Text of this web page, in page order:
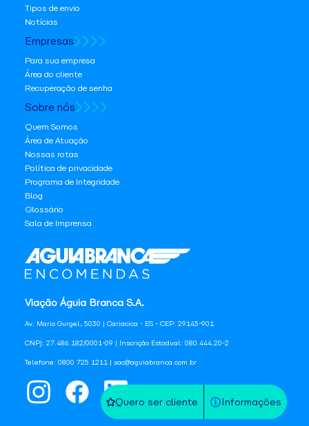
Quero ser cliente Informações
Viação Águia Branca S.A.
Av. Mario Gurgel, 5030 | Cariacica - ES - CEP: 29145-901
CNPJ: 27.486.182/0001-09 | Inscrição Estadual: 080.444.20-2
Telefone: 0800 725 1211 | sac@aguiabranca.com.br
Tipos de envio
Notícias
Empresas
Para sua empresa
Área do cliente
Recuperação de senha
Sobre nós
Quem Somos
Área de Atuação
Nossas rotas
Política de privacidade
Programa de Integridade
Blog
Glossário
Sala de Imprensa